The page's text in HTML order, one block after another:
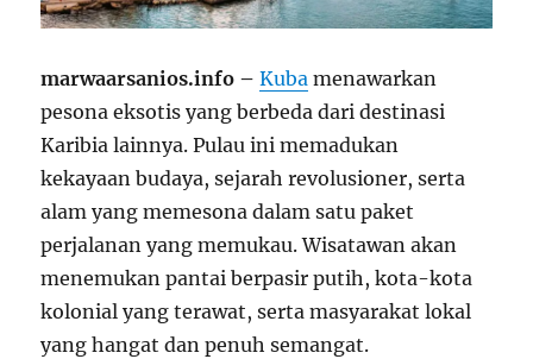
marwaarsanios.info – Kuba menawarkan
pesona eksotis yang berbeda dari destinasi
Karibia lainnya. Pulau ini memadukan
kekayaan budaya, sejarah revolusioner, serta
alam yang memesona dalam satu paket
perjalanan yang memukau. Wisatawan akan
menemukan pantai berpasir putih, kota-kota
kolonial yang terawat, serta masyarakat lokal
yang hangat dan penuh semangat.